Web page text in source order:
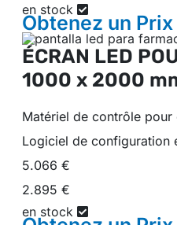
en stock
Obtenez un Prix
ÉCRAN LED
1000 x 2000
Matériel de contrôle pour
Logiciel de configuration
5.066 €
2.895 €
en stock